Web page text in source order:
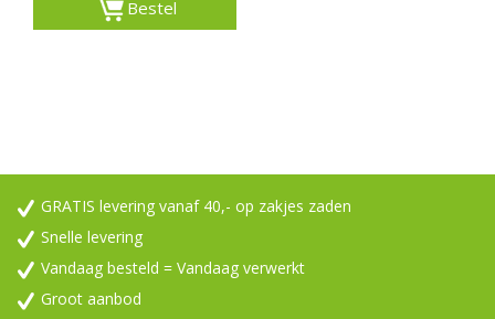
Bestel
GRATIS levering vanaf 40,- op zakjes zaden
Snelle levering
Vandaag besteld = Vandaag verwerkt
Groot aanbod